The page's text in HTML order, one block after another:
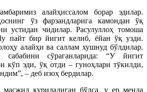
алайҳиссалом борар эдилар.
ўз фарзандларига камондан ўқ
устидан чидилар. Расулуллоҳ томоша
пайт бир йигит келиб, ёйан ўқ узди.
алайҳи ва саллам хушнуд бўлдилар.
сабабини сўраганларида: “У йигит
кўп эди, ўқ отди – гуноҳлари тўкилди,
– деб изоҳ бердилар.
қуриладиган бўлса, у ер менда